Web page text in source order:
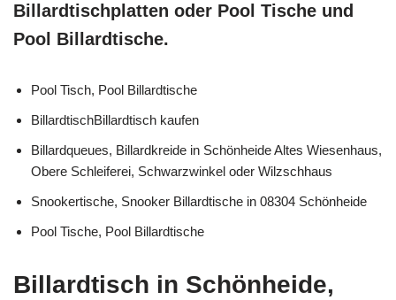
Billardtischplatten oder Pool Tische und
Pool Billardtische.
Pool Tisch, Pool Billardtische
BillardtischBillardtisch kaufen
Billardqueues, Billardkreide in Schönheide Altes Wiesenhaus,
Obere Schleiferei, Schwarzwinkel oder Wilzschhaus
Snookertische, Snooker Billardtische in 08304 Schönheide
Pool Tische, Pool Billardtische
Billardtisch in Schönheide,